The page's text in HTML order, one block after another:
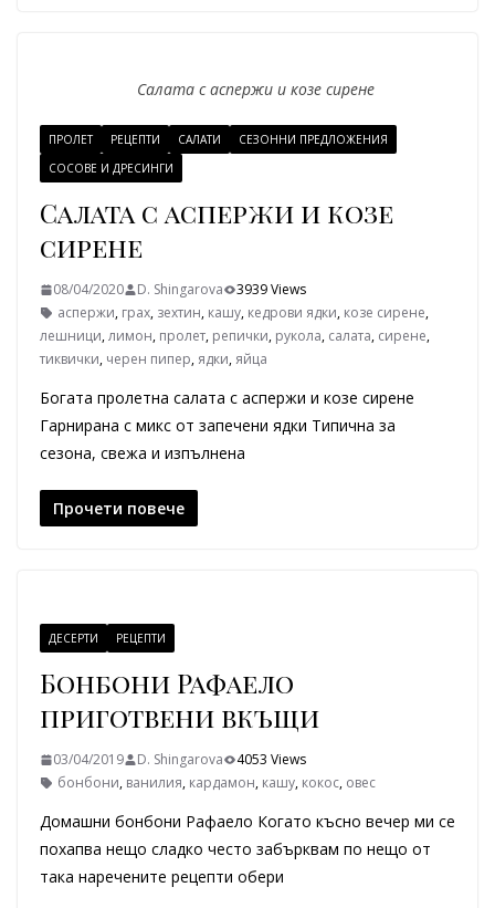
Салата с аспержи и козе сирене
ПРОЛЕТ РЕЦЕПТИ САЛАТИ
СЕЗОННИ ПРЕДЛОЖЕНИЯ
СОСОВЕ И ДРЕСИНГИ
Салата с аспержи и козе
сирене
08/04/2020 D. Shingarova
3939 Views
аспержи, грах, зехтин, кашу, кедрови ядки, козе сирене,
лешници,лимон, пролет, репички, рукола, салата, сирене,
тиквички, черен пипер, ядки, яйца
Богата пролетна салата с аспержи и козе сирене
Гарнирана с микс от запечени ядки Типична за
сезона, свежа и изпълнена
Прочети повече
ДЕСЕРТИ РЕЦЕПТИ
Бонбони Рафаело
приготвени вкъщи
03/04/2019 D. Shingarova
4053 Views
бонбони, ванилия, кардамон, кашу, кокос, овес
Домашни бонбони Рафаело Когато късно вечер ми се
похапва нещо сладко често забърквам по нещо от
така наречените рецепти обери